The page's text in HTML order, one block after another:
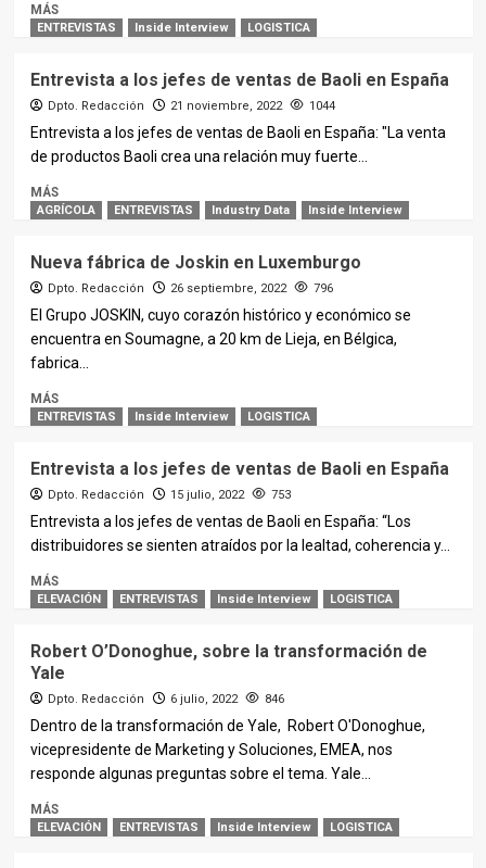
MÁS
ENTREVISTAS Inside Interview LOGISTICA
Entrevista a los jefes de ventas de Baoli en España
Dpto. Redacción 21 noviembre, 2022 1044
Entrevista a los jefes de ventas de Baoli en España: "La venta
de productos Baoli crea una relación muy fuerte...
MÁS
AGRÍCOLA ENTREVISTAS Industry Data Inside Interview
Nueva fábrica de Joskin en Luxemburgo
Dpto. Redacción 26 septiembre, 2022 796
El Grupo JOSKIN, cuyo corazón histórico y económico se
encuentra en Soumagne, a 20 km de Lieja, en Bélgica,
fabrica...
MÁS
ENTREVISTAS Inside Interview LOGISTICA
Entrevista a los jefes de ventas de Baoli en España
Dpto. Redacción 15 julio, 2022 753
Entrevista a los jefes de ventas de Baoli en España: “Los
distribuidores se sienten atraídos por la lealtad, coherencia y...
MÁS
ELEVACIÓN ENTREVISTAS Inside Interview LOGISTICA
Robert O’Donoghue, sobre la transformación de
Yale
Dpto. Redacción 6 julio, 2022 846
Dentro de la transformación de Yale, Robert O'Donoghue,
vicepresidente de Marketing y Soluciones, EMEA, nos
responde algunas preguntas sobre el tema. Yale...
MÁS
ELEVACIÓN ENTREVISTAS Inside Interview LOGISTICA